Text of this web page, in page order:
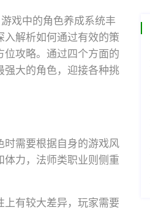
戏中的角色养成系统丰
解析如何通过有效的策
攻略。通过四个方面的
大的角色，迎接各种挑
时需要根据自身的游戏风
力，法师类职业则侧重
有较大差异，玩家需要